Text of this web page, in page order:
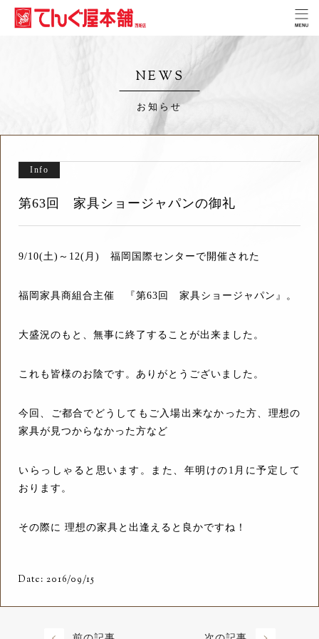
NEWS
お知らせ
第63回 家具ショージャパンの御礼
Info
9/10(土)～12(月) 福岡国際センターで開催された
福岡家具商組合主催 『第63回 家具ショージャパン』。
大盛況のもと、無事に終了することが出来ました。
これも皆様のお陰です。ありがとうございました。
今回、ご都合でどうしてもご入場出来なかった方、理想の
家具が見つからなかった方など
いらっしゃると思います。また、年明けの1月に予定して
おります。
その際に 理想の家具と出逢えると良かですね！
Date: 2016/09/15